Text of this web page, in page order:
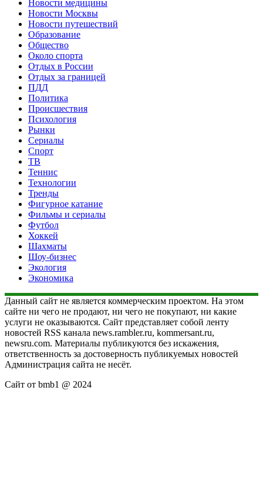
Новости медицины
Новости Москвы
Новости путешествий
Образование
Общество
Около спорта
Отдых в России
Отдых за границей
ПДД
Политика
Происшествия
Психология
Рынки
Сериалы
Спорт
ТВ
Теннис
Технологии
Тренды
Фигурное катание
Фильмы и сериалы
Футбол
Хоккей
Шахматы
Шоу-бизнес
Экология
Экономика
Данный сайт не является коммерческим проектом. На этом
сайте ни чего не продают, ни чего не покупают, ни какие
услуги не оказываются. Сайт представляет собой ленту
новостей RSS канала news.rambler.ru, kommersant.ru,
newsru.com. Материалы публикуются без искажения,
ответственность за достоверность публикуемых новостей
Администрация сайта не несёт.
Сайт от bmb1 @ 2024